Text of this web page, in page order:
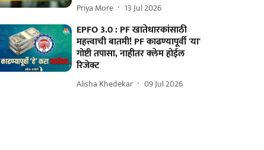
Priya More 13 Jul 2026
EPFO 3.0 : PF खातेधारकांसाठी
महत्त्वाची बातमी! PF काढण्यापूर्वी 'या'
गोष्टी तपासा, नाहीतर क्लेम होईल
रिजेक्ट
Alisha Khedekar 09 Jul 2026